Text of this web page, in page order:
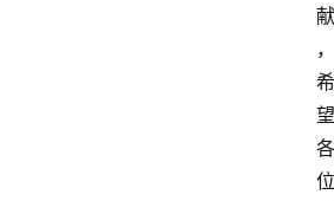
献
，
希
望
各
位